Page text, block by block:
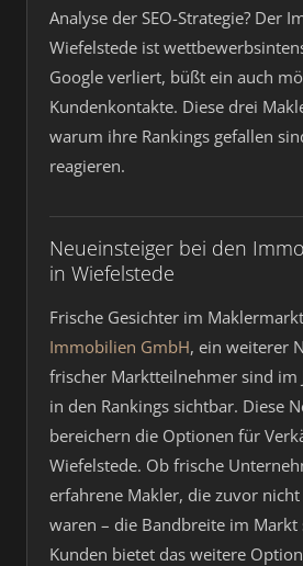
Analyse der SEO-Strategie? Der
Wiefelstede ist
Google verliert, büßt ein auch
Kundenkontakte. Diese drei
warum ihre Rankings gefallen
reagieren.
Neueinsteiger bei den
in Wiefelstede
Frische Gesichter im
Immobilien GmbH, ein weiterer
frischer Marktteilnehmer sind im
in den Rankings sichtbar. Diese
bereichern die Optionen für
Wiefelstede. Ob frische
erfahrene Makler, die zuvor
waren – die Bandbreite im
Kunden bietet das weitere